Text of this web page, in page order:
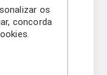
KIT:
com placa
poços (6 tiras)
1 ppm
os
concorda